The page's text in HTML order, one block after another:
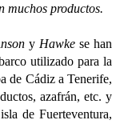
muchos productos.
y Hawkese han
utilizado para la
de Cádiz a Tenerife,
azafrán, etc. y
de Fuerteventura,